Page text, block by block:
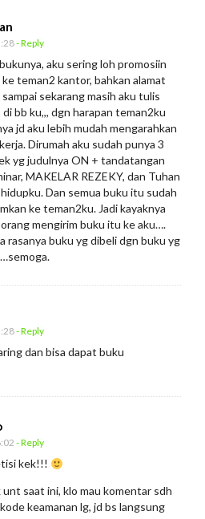
- Reply
aku sering loh promosiin
teman2 kantor, bahkan alamat
sekarang masih aku tulis
bb ku,,, dgn harapan teman2ku
jd aku lebih mudah mengarahkan
Dirumah aku sudah punya 3
yg judulnya ON + tandatangan
MAKELAR REZEKY, dan Tuhan
Dan semua buku itu sudah
ke teman2ku. Jadi kayaknya
mengirim buku itu ke aku….
rasanya buku yg dibeli dgn buku yg
- Reply
dan bisa dapat buku
- Reply
kek!!!
unt saat ini, klo mau komentar sdh
keamanan lg, jd bs langsung